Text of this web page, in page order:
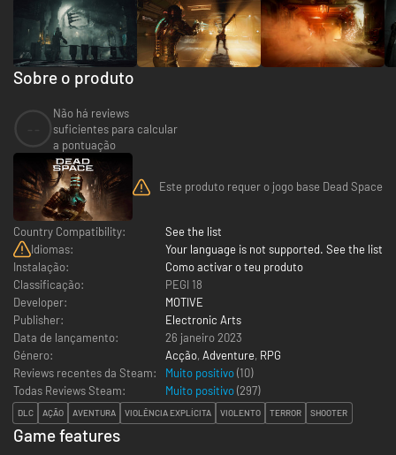
Sobre o produto
Não há reviews
suficientes para calcular
a pontuação
Este produto requer o jogo base Dead Space
Country Compatibility:
See the list
Idiomas:
Your language is not supported. See the list
Instalação:
Como activar o teu produto
Classificação:
PEGI 18
Developer:
MOTIVE
Publisher:
Electronic Arts
Data de lançamento:
26 janeiro 2023
Género:
Acção, Adventure, RPG
Reviews recentes da Steam:
Muito positivo(10)
Todas Reviews Steam:
Muito positivo(297)
DLC AÇÃO AVENTURA VIOLÊNCIA EXPLÍCITA VIOLENTO TERROR SHOOTER
Game features